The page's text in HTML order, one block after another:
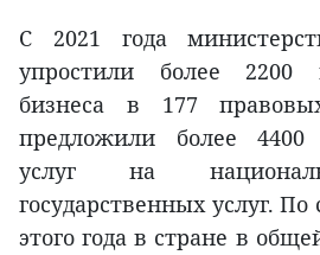
С 2021 года
упростили более 2200
бизнеса в 177
предложили более 4400
услуг на
государственных услуг.
этого года в стране в